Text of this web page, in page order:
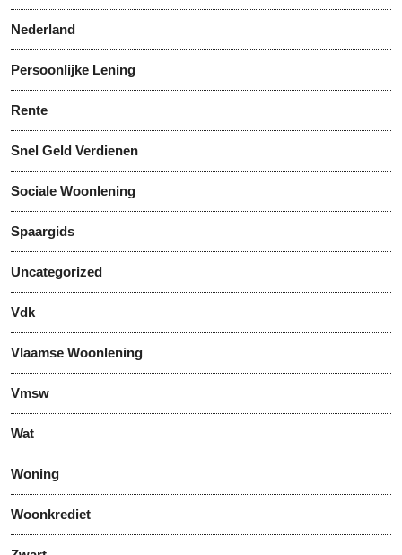
Nederland
Persoonlijke Lening
Rente
Snel Geld Verdienen
Sociale Woonlening
Spaargids
Uncategorized
Vdk
Vlaamse Woonlening
Vmsw
Wat
Woning
Woonkrediet